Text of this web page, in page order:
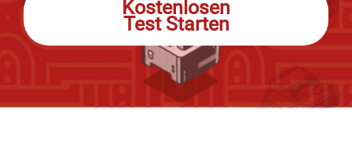
Kostenlosen
Test Starten